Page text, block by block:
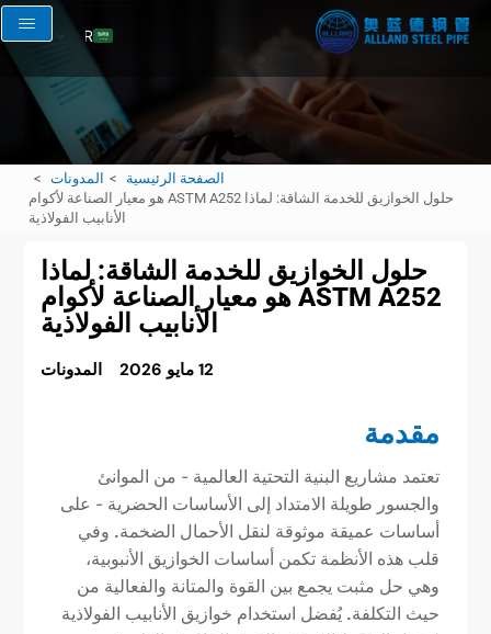
AR
EN
FR
ES
الصفحة الرئيسية
المدونات
حلول الخوازيق للخدمة الشاقة: لماذا ASTM A252 هو معيار الصناعة لأكوام
الأنابيب الفولاذية
حلول الخوازيق للخدمة الشاقة: لماذا
ASTM A252 هو معيار الصناعة لأكوام
الأنابيب الفولاذية
12 مايو 2026 المدونات
مقدمة
تعتمد مشاريع البنية التحتية العالمية - من الموانئ
والجسور طويلة الامتداد إلى الأساسات الحضرية - على
أساسات عميقة موثوقة لنقل الأحمال الضخمة. وفي
قلب هذه الأنظمة تكمن أساسات الخوازيق الأنبوبية،
وهي حل مثبت يجمع بين القوة والمتانة والفعالية من
حيث التكلفة. يُفضل استخدام خوازيق الأنابيب الفولاذية